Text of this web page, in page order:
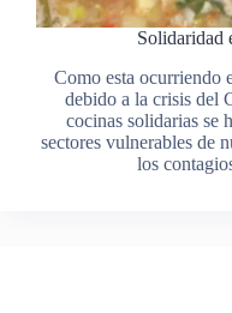
Solidaridad
Como esta ocurriendo
debido a la crisis del
cocinas solidarias se
sectores vulnerables de
los